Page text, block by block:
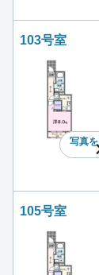
103号室
写真を
105号室